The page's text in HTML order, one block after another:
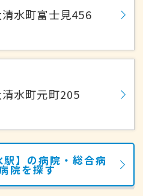
水町富士見456
水町元町205
駅】の病院・総合病
院を探す